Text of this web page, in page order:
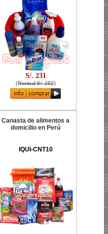
S/. 231
(Normal S/. 282)
Canasta de alimentos a
domicilio en Perú
IQUI-CNT10